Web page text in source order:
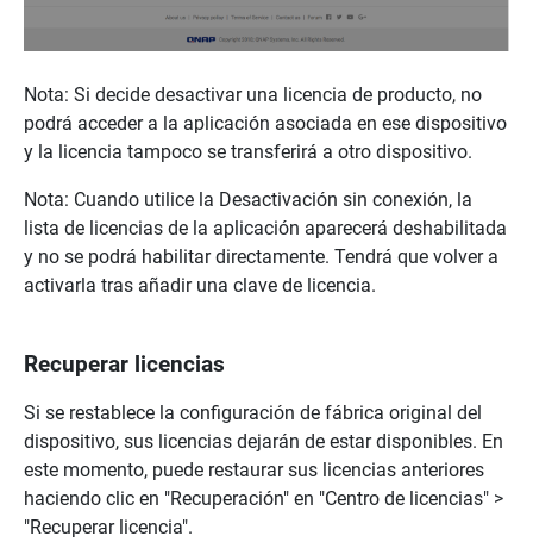
Nota: Si decide desactivar una licencia de producto, no
podrá acceder a la aplicación asociada en ese dispositivo
y la licencia tampoco se transferirá a otro dispositivo.
Nota: Cuando utilice la Desactivación sin conexión, la
lista de licencias de la aplicación aparecerá deshabilitada
y no se podrá habilitar directamente. Tendrá que volver a
activarla tras añadir una clave de licencia.
Recuperar licencias
Si se restablece la configuración de fábrica original del
dispositivo, sus licencias dejarán de estar disponibles. En
este momento, puede restaurar sus licencias anteriores
haciendo clic en "Recuperación" en "Centro de licencias" >
"Recuperar licencia".